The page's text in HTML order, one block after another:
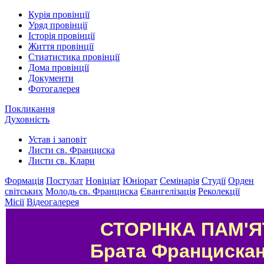
Курія провінції
Уряд провінції
Історія провінції
Життя провінції
Стиатистика провінції
Дома провінції
Документи
Фотогалерея
Покликання
Духовність
Устав і заповіт
Листи св. Франциска
Листи св. Клари
Формація Постулат Новіціат Юніорат Семінарія Студії Орден
світських Молодь св. Франциска Євангелізація Реколекції
Місії Відеогалерея
СТОРІНКА
Брата